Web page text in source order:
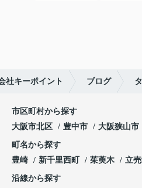
社キーポイント ブログ
市区町村から探す
大阪市北区
豊中市 大阪狭山市
町名から探す
豊崎
新千里西町 茱萸木 立
沿線から探す